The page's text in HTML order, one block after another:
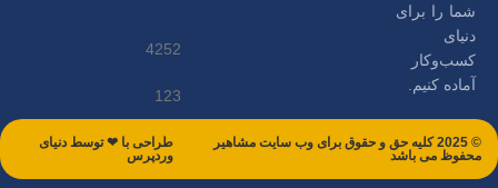
شما را برای
دنیای
کسب‌وکار
آماده کنیم.
4252
123
© 2025 کلیه حق و حقوق برای وب سایت مشاهیر
محفوظ می باشد
طراحی با ❤ توسط​ دنیای
وردپرس